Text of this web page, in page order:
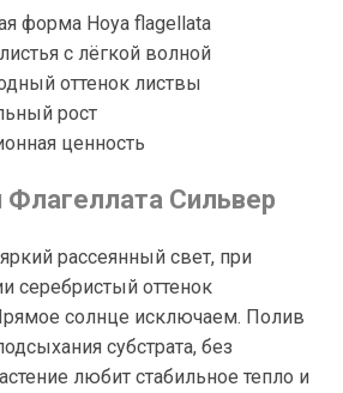
форма Hoya flagellata
с лёгкой волной
оттенок листвы
рост
ценность
Флагеллата Сильвер
рассеянный свет, при
серебристый оттенок
солнце исключаем. Полив
субстрата, без
любит стабильное тепло и